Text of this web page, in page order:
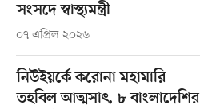
সংসদে স্বাস্থ্যমন্ত্রী
০৭ এপ্রিল ২০২৬
নিউইয়র্কে করোনা মহামারি
তহবিল আত্মসাৎ, ৮ বাংলাদেশির